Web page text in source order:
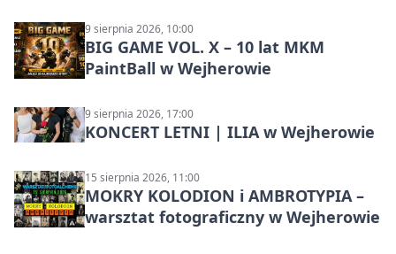
9 sierpnia 2026, 10:00
BIG GAME VOL. X – 10 lat MKM
PaintBall w Wejherowie
9 sierpnia 2026, 17:00
KONCERT LETNI | ILIA w Wejherowie
15 sierpnia 2026, 11:00
MOKRY KOLODION i AMBROTYPIA –
warsztat fotograficzny w Wejherowie